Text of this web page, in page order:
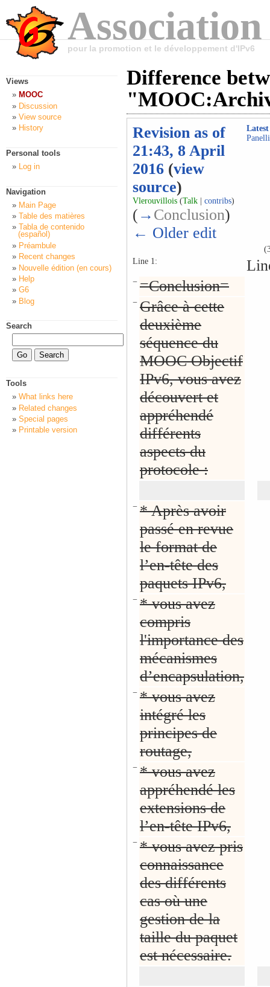
pour la promotion et le développement d'IPv6
Difference
Revision as of
21:43, 8 April
2016 (view
source)
Vlerouvillois (Talk contribs)
( → Conclusion)
← Older edit
Panelli
Line 1:
− =Conclusion=
− Grâce à cette
deuxième
séquence du
MOOC Objectif
IPv6, vous avez
découvert et
appréhendé
différents
aspects du
protocole :
− * Après avoir
passé en revue
le format de
l’en-tête des
paquets IPv6,
− * vous avez
compris
l'importance des
mécanismes
d’encapsulation,
− * vous avez
intégré les
principes de
routage,
− * vous avez
appréhendé les
extensions de
l’en-tête IPv6,
− * vous avez pris
connaissance
des différents
cas où une
gestion de la
taille du paquet
est nécessaire.
Views
MOOC
Discussion
View source
History
Personal tools
Log in
Navigation
Main Page
Table des matières
Tabla de contenido
(español)
Préambule
Recent changes
Nouvelle édition (en cours)
Help
G6
Blog
Search
Tools
What links here
Related changes
Special pages
Printable version